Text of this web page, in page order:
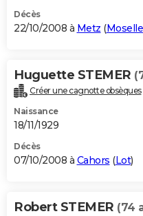
Décès
22/10/2008 à Metz (Moselle
Huguette STEMER
Créer une cagnotte obsèques
Naissance
18/11/1929
Décès
07/10/2008 à Cahors (Lot)
Robert STEMER (74